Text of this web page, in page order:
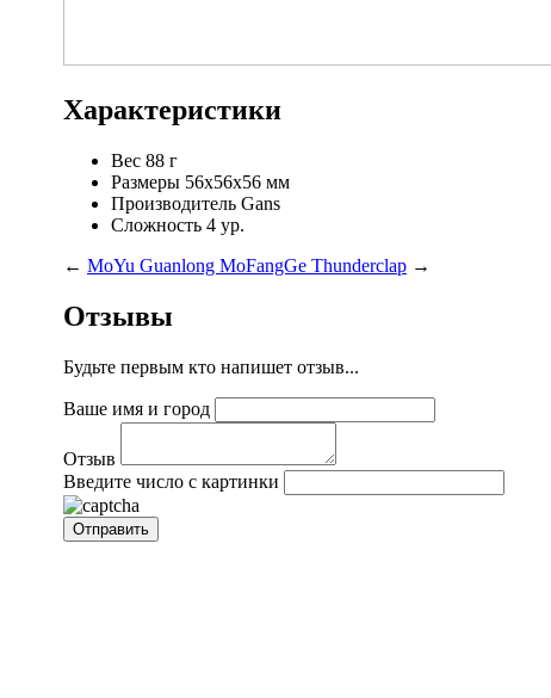
Характеристики
Вес 88 г
Размеры 56x56x56 мм
Производитель Gans
Сложность 4 ур.
← MoYu Guanlong MoFangGe Thunderclap →
Отзывы
Будьте первым кто напишет отзыв...
Ваше имя и город
Отзыв
Введите число с картинки